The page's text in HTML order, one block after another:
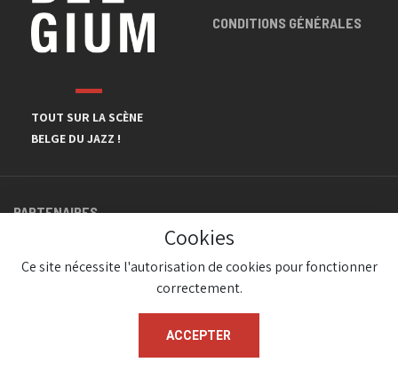
TOUT SUR LA SCÈNE
BELGE DU JAZZ !
CONDITIONS GÉNÉRALES
PARTENAIRES
© JazzInBelgium 2026 ( Version 1.1.2)
Cookies
Ce site nécessite l'autorisation de cookies pour fonctionner
correctement.
ACCEPTER